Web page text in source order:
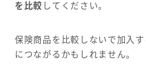
を比較 してください。
保険商品を比較しないで加入
につながるかもしれません。